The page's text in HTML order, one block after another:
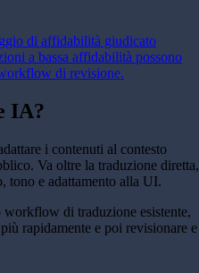
di affidabilità giudicato
a bassa affidabilità possono
di revisione.
IA?
i contenuti al contesto
Va oltre la traduzione diretta,
tono e adattamento alla UI.
di traduzione esistente,
rapidamente e poi revisionare e